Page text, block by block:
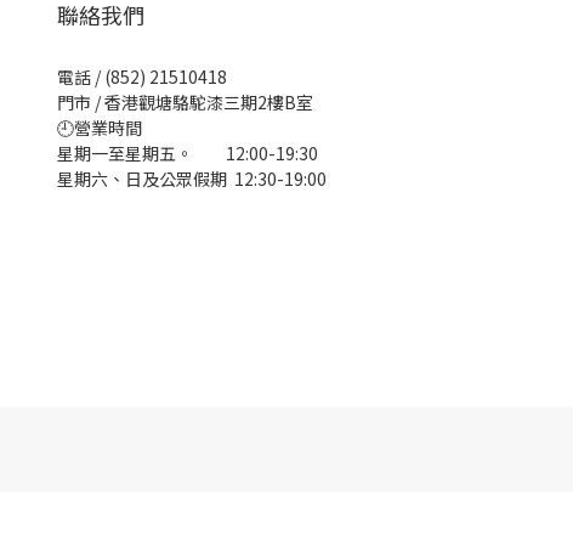
聯絡我們
電話 / (852) 21510418
門市 / 香港觀塘駱駝漆三期2樓B室
🕘營業時間
星期一至星期五。 12:00-19:30
星期六、日及公眾假期 12:30-19:00